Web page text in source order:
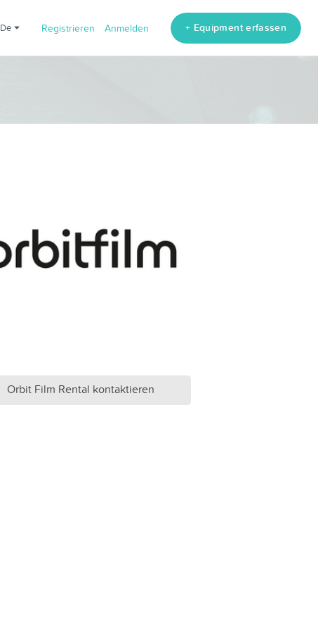
de Registrieren Anmelden + Equipment erfassen
Orbit Film Rental kontaktieren